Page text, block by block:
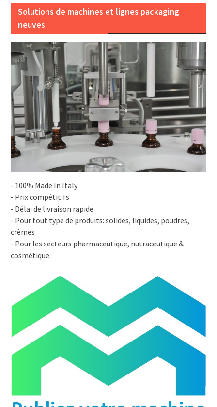
Solutions de machines et lignes packaging
neuves
- 100% Made In Italy
- Prix compétitifs
- Délai de livraison rapide
- Pour tout type de produits: solides, liquides, poudres,
crèmes
- Pour les secteurs pharmaceutique, nutraceutique &
cosmétique.